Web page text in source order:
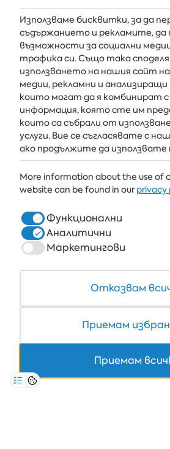
Получавайте последните новини и
вашата пощенска
АЛБЕНА
ХОТЕЛИ
ЗДРАВЕ & СПА
РЕСТОРАНТИ И
COWORKING
+359 700 12 110
Използваме бисквитки, за да
съдържанието и рекламите, да
възможности за социални
трафика си. Също така
използването на нашия сайт
медии, рекламни и
които могат да я комбинират с
информация, която сте им
които са събрали от
услуги. Вие се съгласявате с
ако продължите да
More information about the use of
website can be found in ourprivacy
Функционални
Аналитични
Маркетингови
Отказвам
Приемам
Приемам